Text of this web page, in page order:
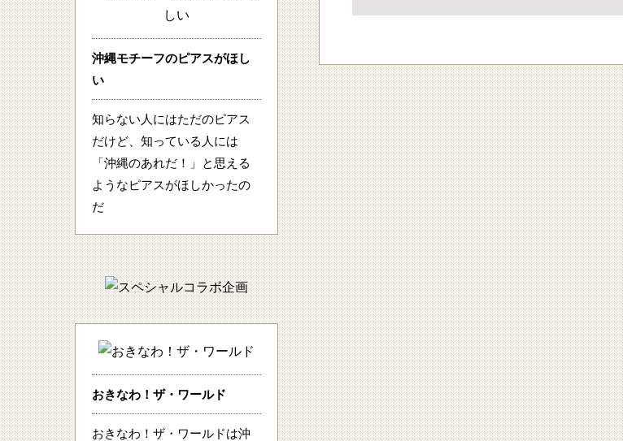
沖縄モチーフのピアスがほし
い
知らない人にはただのピアス
だけど、知っている人には
「沖縄のあれだ！」と思える
ようなピアスがほしかったの
だ
おきなわ！ザ・ワールド
おきなわ！ザ・ワールドは沖